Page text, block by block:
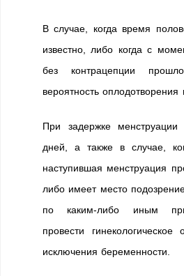
В случае, когда время
известно, либо когда с
без контрацепции
вероятность оплодотворения
При задержке
дней, а также в случае,
наступившая менструация
либо имеет место
по каким-либо иным
провести гинекологическое
исключения беременности.